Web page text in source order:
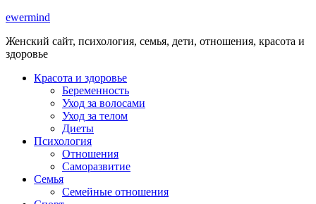
ewermind
Женский сайт, психология, семья, дети, отношения, красота и
здоровье
Красота и здоровье
Беременность
Уход за волосами
Уход за телом
Диеты
Психология
Отношения
Саморазвитие
Семья
Семейные отношения